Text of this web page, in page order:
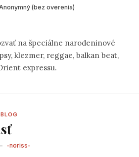
(bez overenia)
na špeciálne narodeninové
klezmer, reggae, balkan beat,
expressu.
-noriss-